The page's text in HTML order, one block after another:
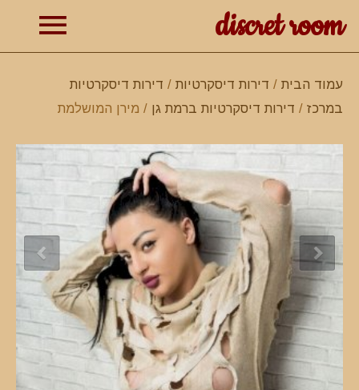
discret room
עמוד הבית / דירות דיסקרטיות / דירות דיסקרטיות
במרכז / דירות דיסקרטיות ברמת גן / מירן המושלמת